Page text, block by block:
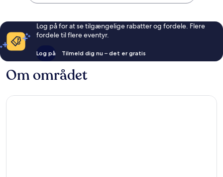
Log på for at se tilgængelige rabatter og fordele. Flere
fordele til flere eventyr.
Log på Tilmeld dig nu – det er gratis
Om området